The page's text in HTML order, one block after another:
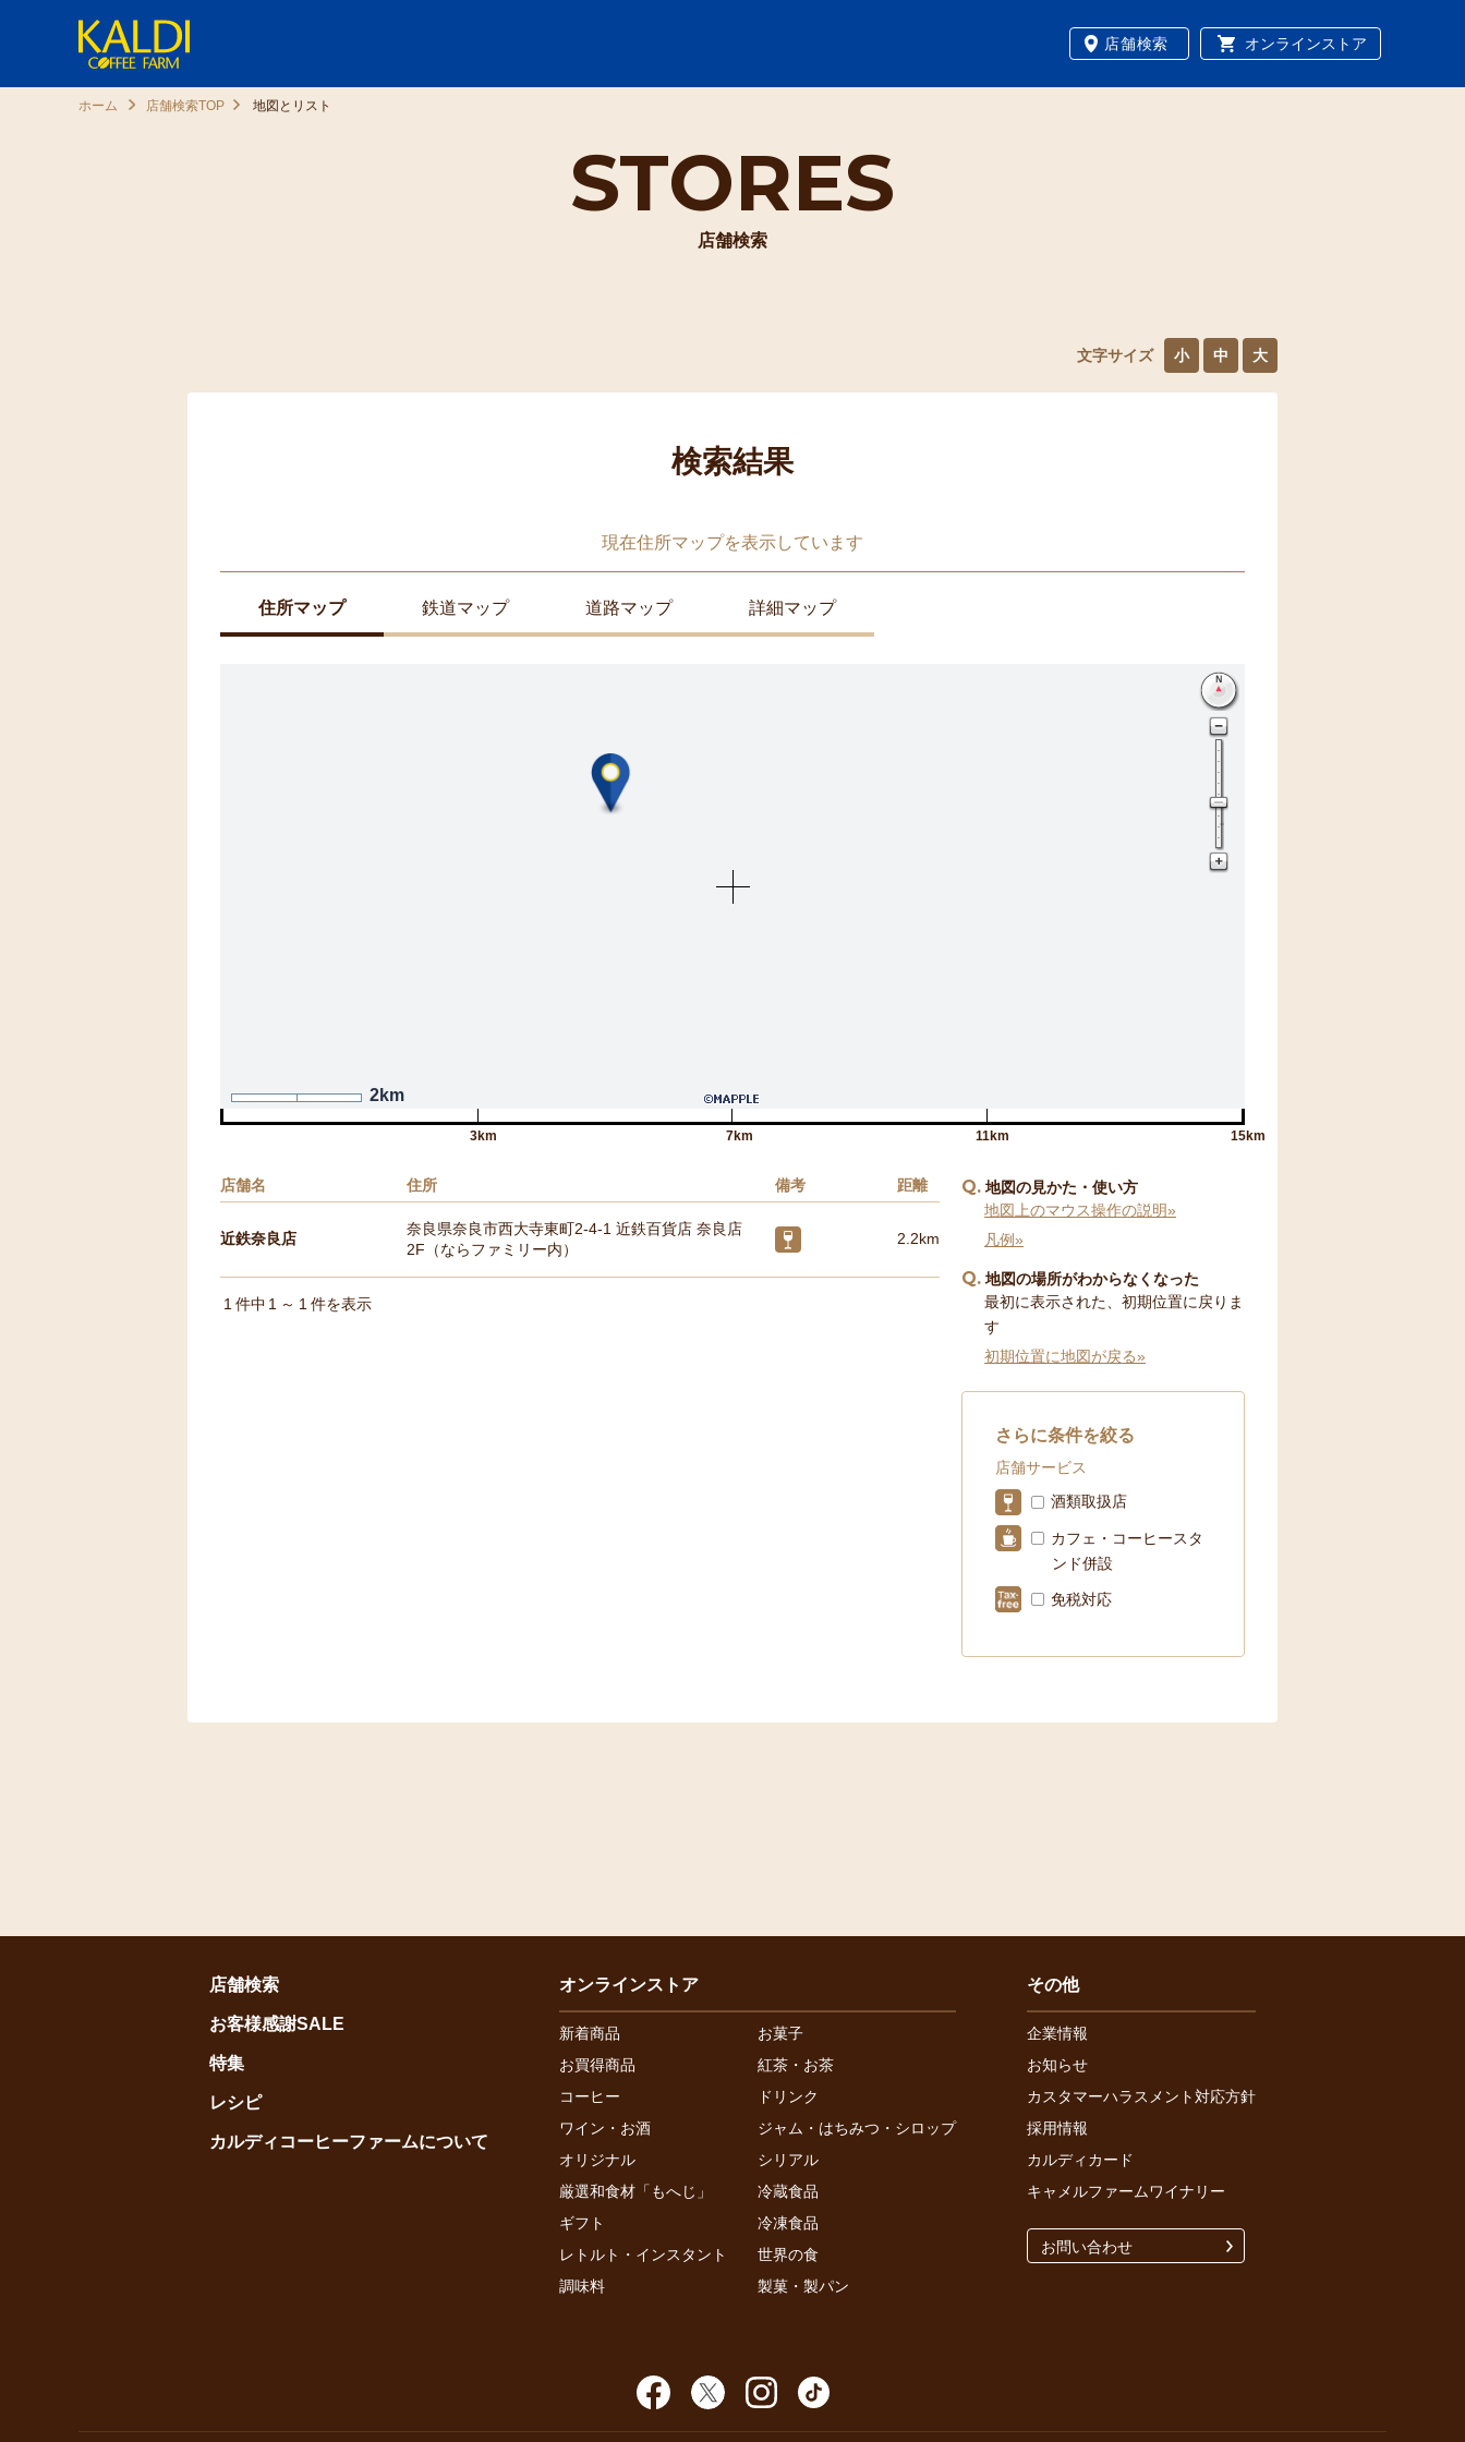
店舗検索 オンラインストア
STORES
店舗検索
ホーム 店舗検索TOP 地図とリスト
文字サイズ 小 中 大
検索結果
現在住所マップを表示しています
住所マップ 鉄道マップ 道路マップ 詳細マップ
2km
3km 7km 11km 15km
店舗名 住所 備考 距離
近鉄奈良店
奈良県奈良市西大寺東町2-4-1 近鉄百貨店 奈良店
2F（ならファミリー内）
2.2km
1 件中 1 ～ 1 件を表示
Q 地図の見かた・使い方
地図上のマウス操作の説明»
凡例»
Q 地図の場所がわからなくなった
最初に表示された、初期位置に戻りま
す
初期位置に地図が戻る»
さらに条件を絞る
店舗サービス
酒類取扱店
カフェ・コーヒースタ
ンド併設
免税対応
店舗検索
お客様感謝SALE
特集
レシピ
カルディコーヒーファームについて
オンラインストア
新着商品
お菓子
お買得商品
紅茶・お茶
コーヒー
ドリンク
ワイン・お酒
ジャム・はちみつ・シロップ
オリジナル
シリアル
厳選和食材「もへじ」
冷蔵食品
ギフト
冷凍食品
レトルト・インスタント
世界の食
調味料
製菓・製パン
その他
企業情報
お知らせ
カスタマーハラスメント対応方針
採用情報
カルディカード
キャメルファームワイナリー
お問い合わせ